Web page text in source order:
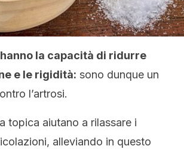
hanno la capacità di ridurre
e le rigidità: sono dunque un
l’artrosi.
topica aiutano a rilassare i
alleviando in questo